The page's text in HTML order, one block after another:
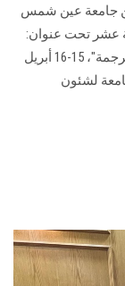
الزائـرون
جامعة عين شمس
عشر تحت عنوان:
"رؤى التغيير: اتجاهات جديدة في الأدب واللغة والترجمة"، 15-16 أبريل
لشئون